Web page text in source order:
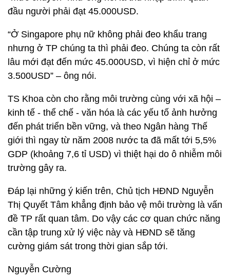
đầu người phải đạt 45.000USD.
“Ở Singapore phụ nữ không phải đeo khẩu trang
nhưng ở TP chúng ta thì phải đeo. Chúng ta còn rất
lâu mới đạt đến mức 45.000USD, vì hiện chỉ ở mức
3.500USD” – ông nói.
TS Khoa còn cho rằng môi trường cùng với xã hội –
kinh tế - thể chế - văn hóa là các yếu tố ảnh hưởng
đến phát triển bền vững, và theo Ngân hàng Thế
giới thì ngay từ năm 2008 nước ta đã mất tới 5,5%
GDP (khoảng 7,6 tỉ USD) vì thiệt hại do ô nhiễm môi
trường gây ra.
Đáp lại những ý kiến trên, Chủ tịch HĐND Nguyễn
Thị Quyết Tâm khẳng định bảo vệ môi trường là vấn
đề TP rất quan tâm. Do vậy các cơ quan chức năng
cần tập trung xử lý việc này và HĐND sẽ tăng
cường giám sát trong thời gian sắp tới.
Nguyễn Cường